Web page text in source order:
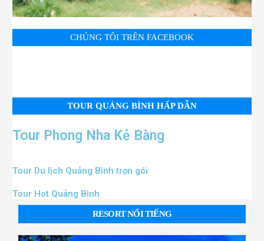
CHÚNG TÔI TRÊN FACEBOOK
TOUR QUẢNG BÌNH HẤP DẪN
Tour Phong Nha Kẻ Bàng
Tour Du lịch Quảng Bình trọn gói
Tour Hot Quảng Bình
RESORT NỔI TIẾNG